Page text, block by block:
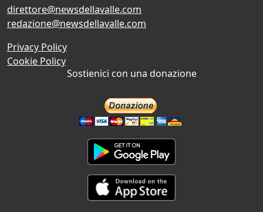
direttore@newsdellavalle.com
redazione@newsdellavalle.com
Privacy Policy
Cookie Policy
Sostienici con una donazione